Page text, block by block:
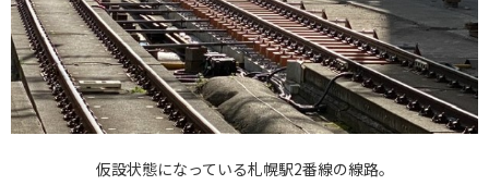
仮設状態になっている札幌駅2番線の線路。